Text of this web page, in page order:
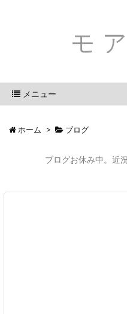
モ
メニュー
ホーム > ブログ
ブログお休み中。近